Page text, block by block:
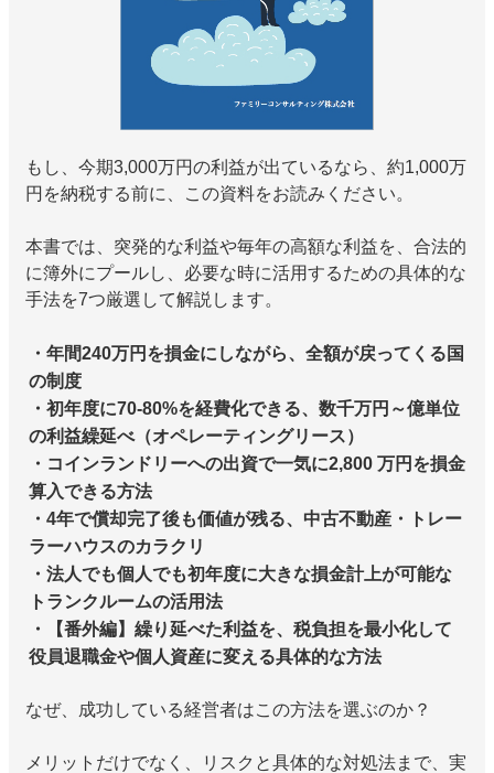
もし、今期3,000万円の利益が出ているなら、約1,000万
円を納税する前に、この資料をお読みください。
本書では、突発的な利益や毎年の高額な利益を、合法的
に簿外にプールし、必要な時に活用するための具体的な
手法を7つ厳選して解説します。
・年間240万円を損金にしながら、全額が戻ってくる国
の制度
・初年度に70-80%を経費化できる、数千万円～億単位
の利益繰延べ（オペレーティングリース）
・コインランドリーへの出資で一気に2,800 万円を損金
算入できる方法
・4年で償却完了後も価値が残る、中古不動産・トレー
ラーハウスのカラクリ
・法人でも個人でも初年度に大きな損金計上が可能な
トランクルームの活用法
・【番外編】繰り延べた利益を、税負担を最小化して
役員退職金や個人資産に変える具体的な方法
なぜ、成功している経営者はこの方法を選ぶのか？
メリットだけでなく、リスクと具体的な対処法まで、実